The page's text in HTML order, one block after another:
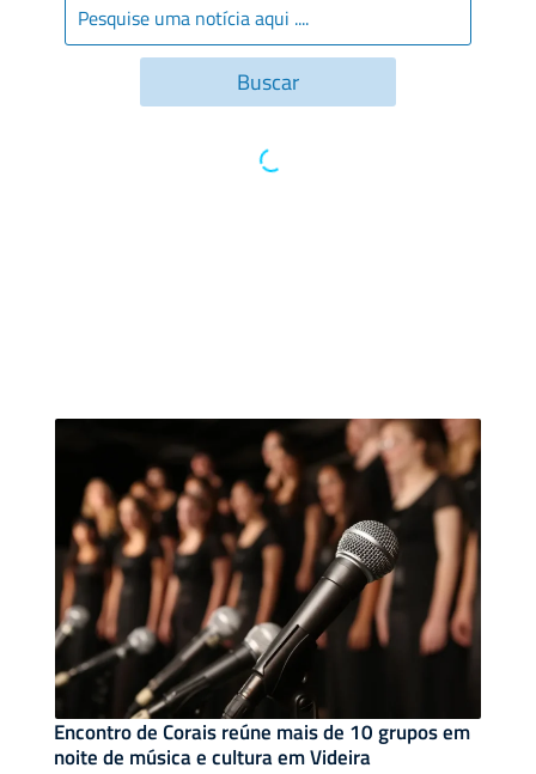
Encontro de Corais reúne mais de 10 grupos em
noite de música e cultura em Videira